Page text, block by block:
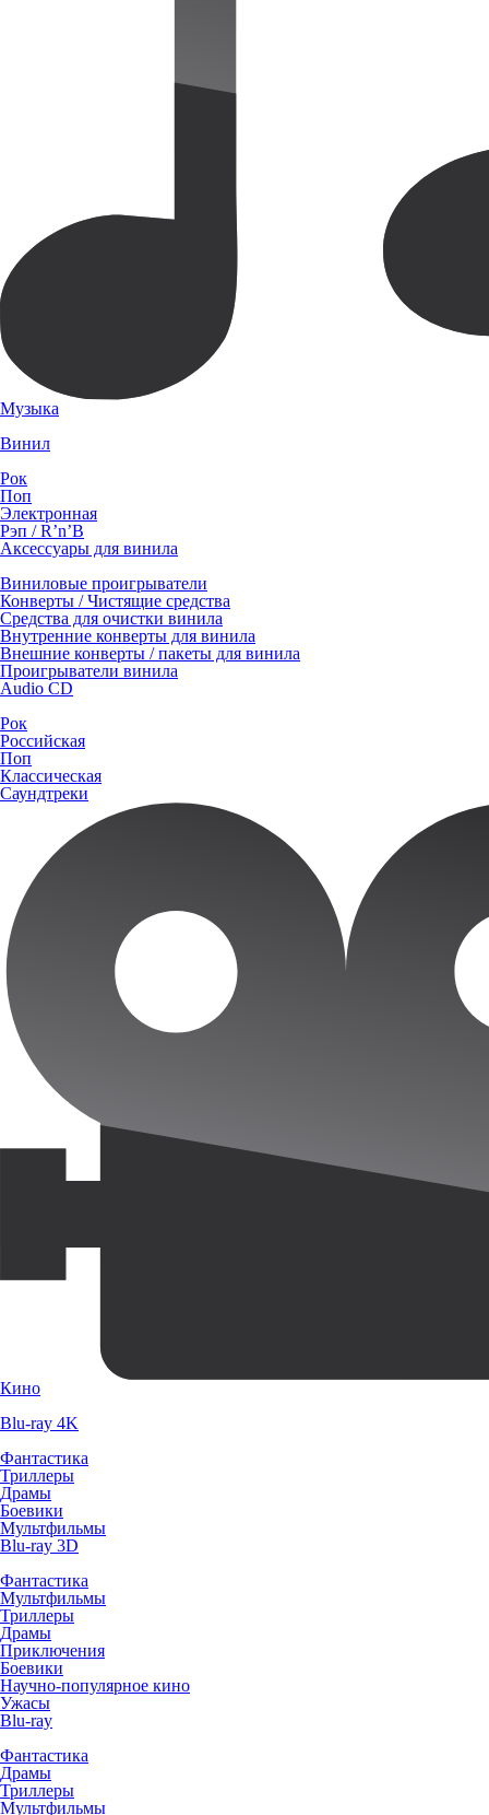
Музыка
Винил
Рок
Поп
Электронная
Рэп / R’n’B
Аксессуары для винила
Виниловые проигрыватели
Конверты / Чистящие средства
Средства для очистки винила
Внутренние конверты для винила
Внешние конверты / пакеты для винила
Проигрыватели винила
Audio CD
Рок
Российская
Поп
Классическая
Саундтреки
Кино
Blu-ray 4K
Фантастика
Триллеры
Драмы
Боевики
Мультфильмы
Blu-ray 3D
Фантастика
Мультфильмы
Триллеры
Драмы
Приключения
Боевики
Научно-популярное кино
Ужасы
Blu-ray
Фантастика
Драмы
Триллеры
Мультфильмы